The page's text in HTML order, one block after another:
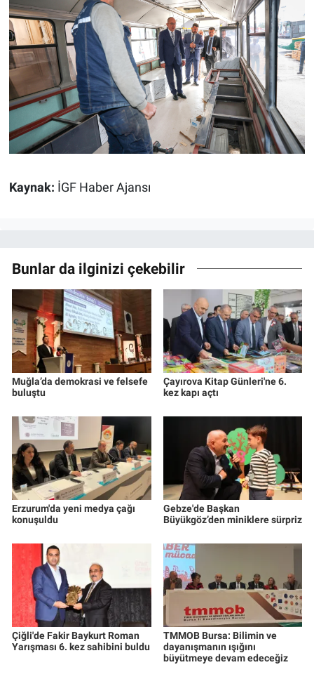
Kaynak: İGF Haber Ajansı
Bunlar da ilginizi çekebilir
Muğla’da demokrasi ve felsefe
buluştu
Çayırova Kitap Günleri'ne 6.
kez kapı açtı
Erzurum'da yeni medya çağı
konuşuldu
Gebze'de Başkan
Büyükgöz’den miniklere sürpriz
Çiğli'de Fakir Baykurt Roman
Yarışması 6. kez sahibini buldu
TMMOB Bursa: Bilimin ve
dayanışmanın ışığını
büyütmeye devam edeceğiz